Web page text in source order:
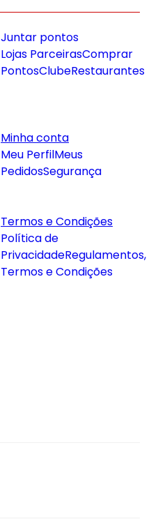
Juntar pontos
Lojas ParceirasComprar
PontosClubeRestaurantes
Minha conta
Meu PerfilMeus
PedidosSegurança
Termos e Condições
Política de
PrivacidadeRegulamentos,
Termos e Condições